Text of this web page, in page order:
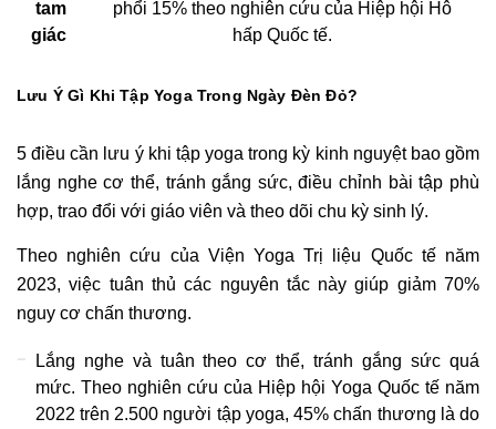
tam
giác
phổi 15% theo nghiên cứu của Hiệp hội Hô
hấp Quốc tế.
Lưu Ý Gì Khi Tập Yoga Trong Ngày Đèn Đỏ?
5 điều cần lưu ý khi tập yoga trong kỳ kinh nguyệt bao gồm
lắng nghe cơ thể, tránh gắng sức, điều chỉnh bài tập phù
hợp, trao đổi với giáo viên và theo dõi chu kỳ sinh lý.
Theo nghiên cứu của Viện Yoga Trị liệu Quốc tế năm
2023, việc tuân thủ các nguyên tắc này giúp giảm 70%
nguy cơ chấn thương.
Lắng nghe và tuân theo cơ thể, tránh gắng sức quá
mức. Theo nghiên cứu của Hiệp hội Yoga Quốc tế năm
2022 trên 2.500 người tập yoga, 45% chấn thương là do